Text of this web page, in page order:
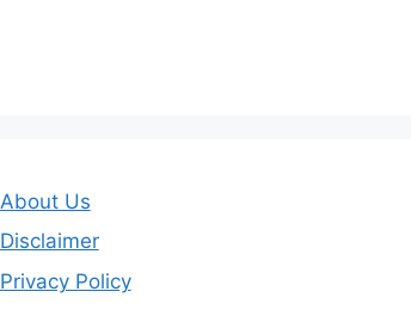
About Us
Disclaimer
Privacy Policy